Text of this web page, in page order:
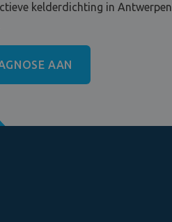
kelderdichting in Antwerpen
AAN